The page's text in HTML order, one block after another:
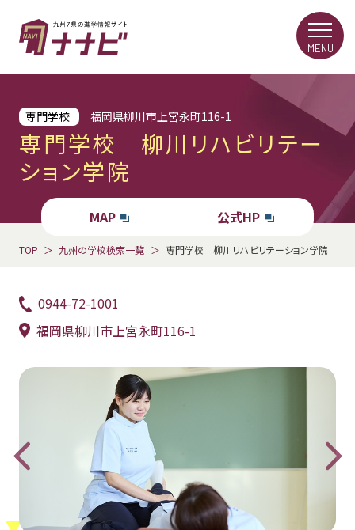
専門学校 福岡県柳川市上宮永町116-1
専門学校 柳川リハビリテー
ション学院
MAP 公式HP
TOP 九州の学校検索一覧 専門学校 柳川リハビリテーション学院
0944-72-1001
福岡県柳川市上宮永町116-1
MENU